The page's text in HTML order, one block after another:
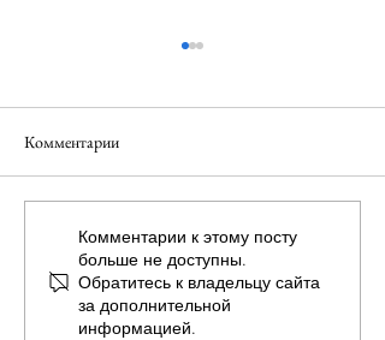
Комментарии
Комментарии к этому посту
больше не доступны.
Обратитесь к владельцу сайта
за дополнительной
информацией.